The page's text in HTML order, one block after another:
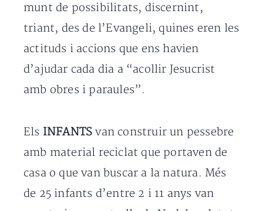
munt de possibilitats, discernint,
triant, des de l’Evangeli, quines eren les
actituds i accions que ens havien
d’ajudar cada dia a “acollir Jesucrist
amb obres i paraules”.
Els INFANTSvan construir un pessebre
amb material reciclat que portaven de
casa o que van buscar a la natura. Més
de 25 infants d’entre 2 i 11 anys van